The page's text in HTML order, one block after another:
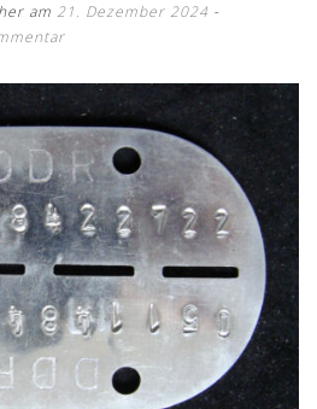
am 21. Dezember 2024